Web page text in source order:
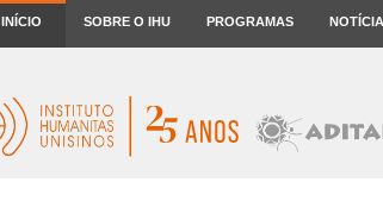
INÍCIO SOBRE O IHU PROGRAMAS